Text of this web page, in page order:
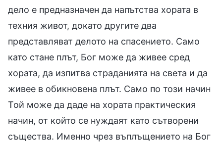
дело е предназначен да напътства хората в
техния живот, докато другите два
представляват делото на спасението. Само
като стане плът, Бог може да живее сред
хората, да изпитва страданията на света и да
живее в обикновена плът. Само по този начин
Той може да даде на хората практическия
начин, от който се нуждаят като сътворени
същества. Именно чрез въплъщението на Бог